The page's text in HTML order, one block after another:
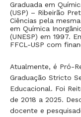
Graduada em
(USP) – Ribeirão
Ciências pela
em Química
(UNESP) em 1997.
FFCL-USP com
Atualmente, é Pró-
Graduação Stricto
Educacional. Foi
de 2018 a 2025.
docente e